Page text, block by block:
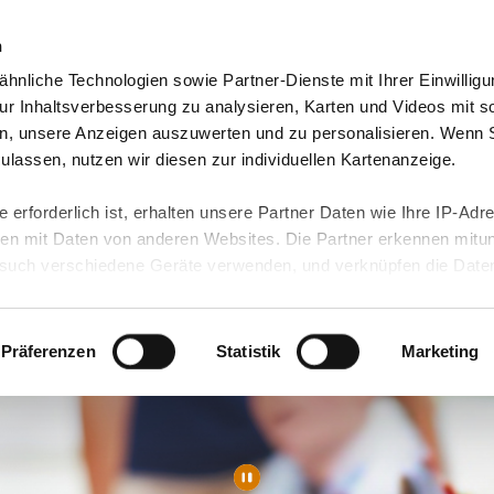
Technologien sowie Partner-Dienste mit Ihrer
Inhaltsverbesserung zu analysieren, Karten und Videos mit
unsere Anzeigen auszuwerten und zu personalisieren. Wenn
nutzen wir diesen zur individuellen Kartenanzeige.
erforderlich ist, erhalten unsere Partner Daten wie Ihre IP-
mit Daten von anderen Websites. Die Partner erkennen
verschiedene Geräte verwenden, und verknüpfen die Daten
ist kein der EU gleichwertiges Datenschutzniveau
Daten führen kann.
unserenDatenschutzhinweisenund in unsererCookie-
Funktionen für diese Zwecke aktiviert sind, müssen Sie
können mittels nachfolgender Buttons über Ihre Einwilligung für
erteilte Einwilligung stets für die Zukunft widerrufen. Bitte
Präferenzen Statistik Marketing
Video-Blog & Presse Freie Jobs & mehr